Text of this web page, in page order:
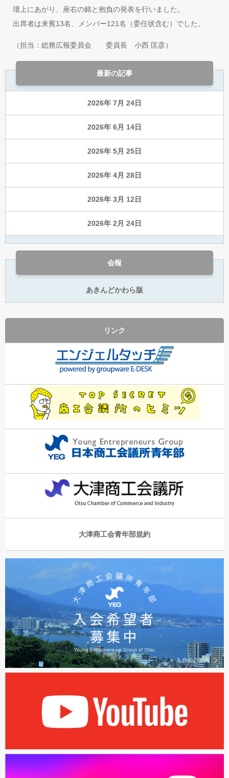
壇上にあがり、座右の銘と抱負の発表を行いました。
出席者は来賓13名、メンバー121名（委任状含む）でした。
（担当：総務広報委員会 委員長 小西 匡彦）
最新の記事
2026年 7月 24日
2026年 6月 14日
2026年 5月 25日
2026年 4月 28日
2026年 3月 12日
2026年 2月 24日
会報
あきんどかわら版
リンク
大津商工会青年部規約